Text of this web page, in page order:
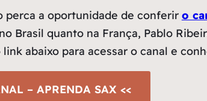
perca a oportunidade de conferir o
Brasil quanto na França, Pablo
abaixo para acessar o canal e
– APRENDA SAX <<